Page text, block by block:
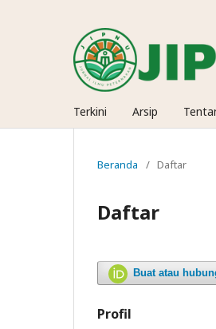
Terkini Arsip
Beranda / Daftar
Daftar
Buat atau
Profil